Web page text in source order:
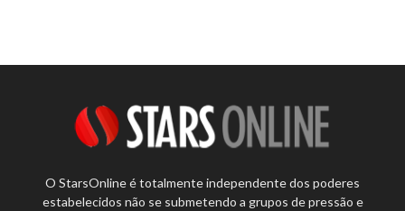
O StarsOnline é totalmente independente dos poderes
estabelecidos não se submetendo a grupos de pressão e